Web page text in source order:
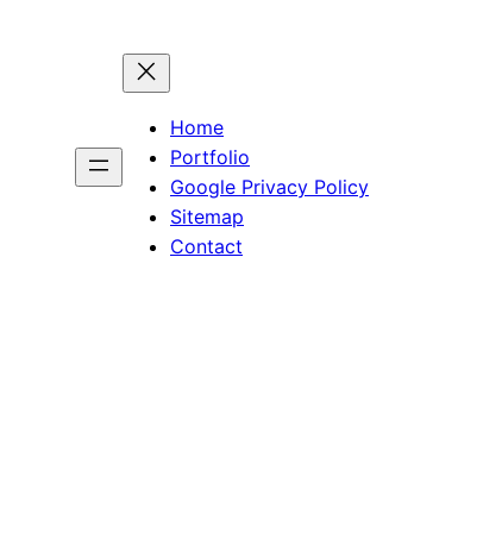
Home
Portfolio
Google Privacy Policy
Sitemap
Contact